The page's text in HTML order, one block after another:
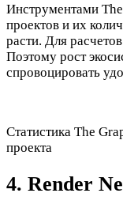
Инструментами
проектов и их
расти. Для
Поэтому рост
спровоцировать
Статистика The
проекта
4. Render